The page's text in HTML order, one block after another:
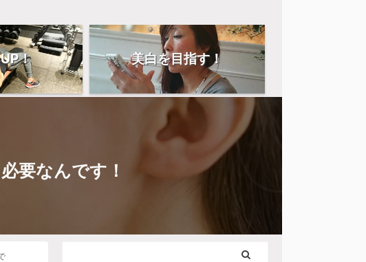
！ 美白を目指す！
要なんです！